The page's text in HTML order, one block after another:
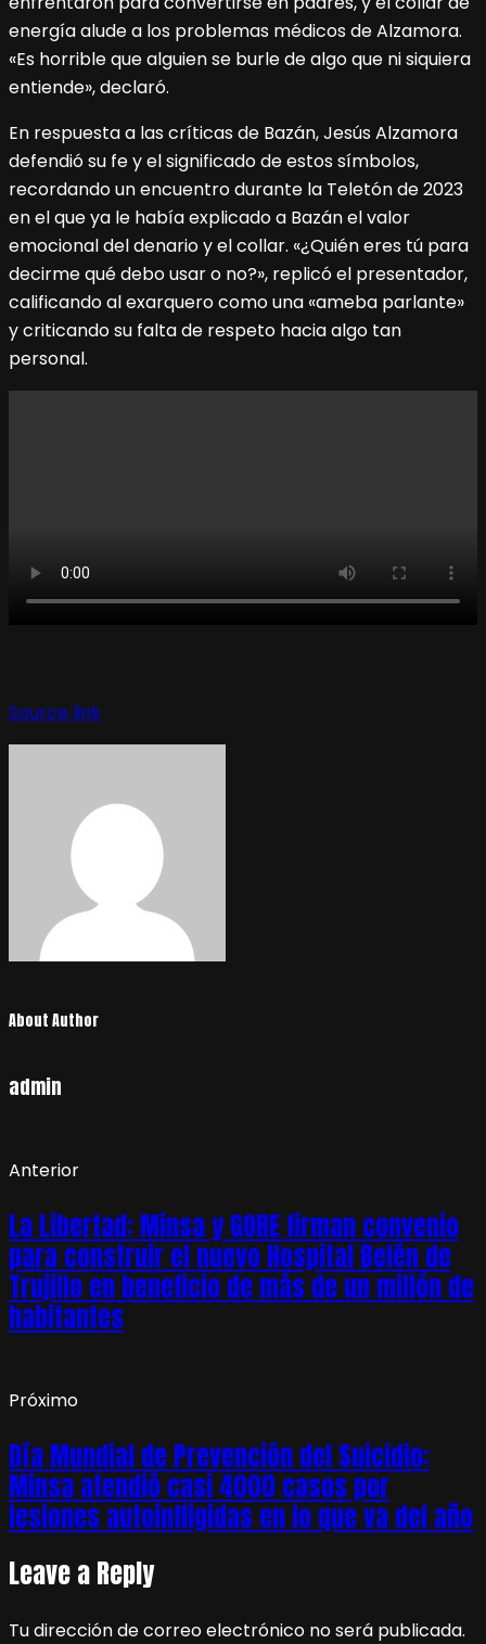
energía alude a los problemas médicos de Alzamora.
«Es horrible que alguien se burle de algo que ni siquiera
entiende», declaró.
En respuesta a las críticas de Bazán, Jesús Alzamora
defendió su fe y el significado de estos símbolos,
recordando un encuentro durante la Teletón de 2023
en el que ya le había explicado a Bazán el valor
emocional del denario y el collar. «¿Quién eres tú para
decirme qué debo usar o no?», replicó el presentador,
calificando al exarquero como una «ameba parlante»
y criticando su falta de respeto hacia algo tan
personal.
Source link
About Author
admin
Anterior
La Libertad: Minsa y GORE firman convenio
para construir el nuevo Hospital Belén de
Trujillo en beneficio de más de un millón de
habitantes
Próximo
Día Mundial de Prevención del Suicidio:
Minsa atendió casi 4000 casos por
lesiones autoinfligidas en lo que va del año
Leave a Reply
Tu dirección de correo electrónico no será publicada.